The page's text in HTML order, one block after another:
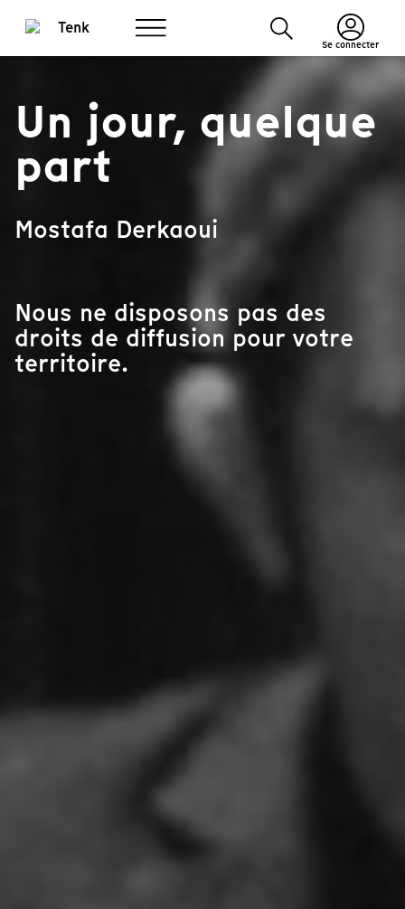
Se connecter
Un jour, quelque
part
Mostafa Derkaoui
Nous ne disposons pas des
droits de diffusion pour votre
territoire.